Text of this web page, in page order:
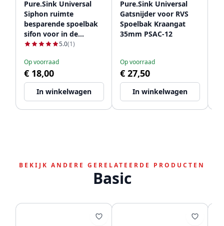
Pure.Sink Universal
Siphon ruimte
besparende spoelbak
sifon voor in de
keuken met 2
aansluitingen WSTSSI-
32
5.0(1)
Op voorraad
€ 18,00
In winkelwagen
Pure.Sink Universal
Gatsnijder voor RVS
Spoelbak Kraangat
35mm PSAC-12
Op voorraad
€ 27,50
In winkelwagen
BEKIJK ANDERE GERELATEERDE PRODUCTEN
Basic